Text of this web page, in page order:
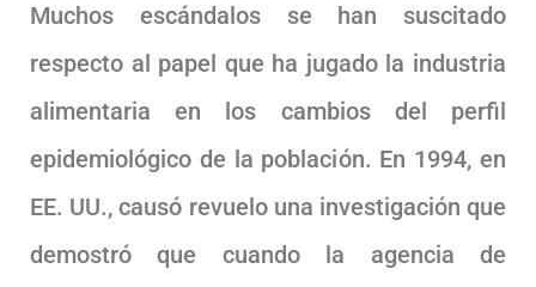
Muchos escándalos se han suscitado
respecto al papel que ha jugado la industria
alimentaria en los cambios del perfil
epidemiológico de la población. En 1994, en
EE. UU., causó revuelo una investigación que
demostró que cuando la agencia de